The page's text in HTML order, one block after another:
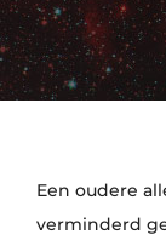
Een oudere
verminderd